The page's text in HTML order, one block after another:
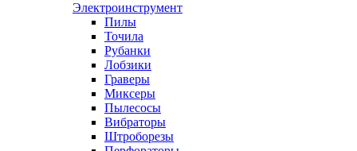
Электроинструмент
Пилы
Точила
Рубанки
Лобзики
Граверы
Миксеры
Пылесосы
Вибраторы
Штроборезы